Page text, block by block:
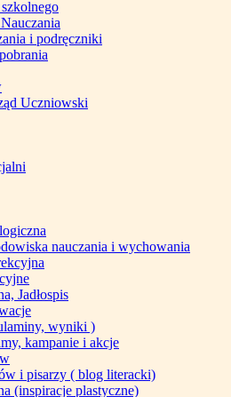
i podręczniki
Uczniowski
nauczania i wychowania
Jadłospis
wyniki )
kampanie i akcje
i pisarzy ( blog literacki)
(inspiracje plastyczne)